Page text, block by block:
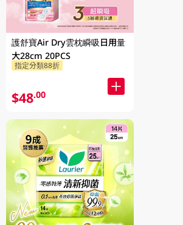
護舒寶Air Dry雲枕瞬吸日用量
大28cm 20PCS
指定分類88折
$48.00